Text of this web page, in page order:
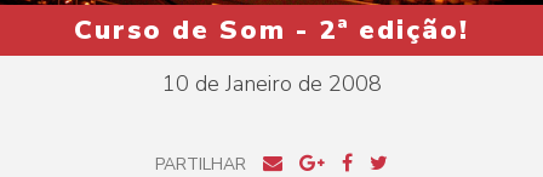
Curso de Som - 2ª edição!
10 de Janeiro de 2008
PARTILHAR